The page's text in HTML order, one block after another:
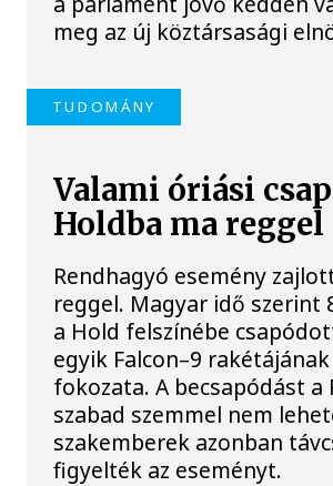
meg az új köztársasági
TUDOMÁNY
Valami óriási
Holdba ma reggel
Rendhagyó esemény
reggel. Magyar idő szerint
a Hold felszínébe
egyik Falcon–9
fokozata. A becsapódást a
szabad szemmel nem
szakemberek azonban
figyelték az eseményt.